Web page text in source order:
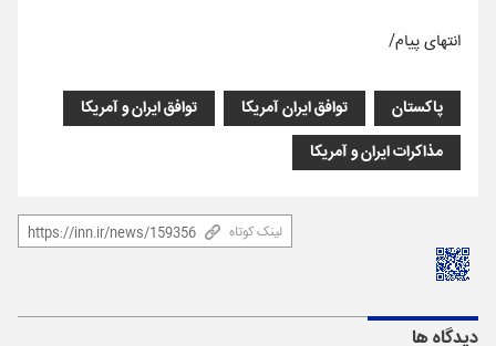
انتهای پیام/
پاکستان توافق ایران آمریکا
توافق ایران و آمریکا
مذاکرات ایران و آمریکا
لینک کوتاه
دیدگاه ها